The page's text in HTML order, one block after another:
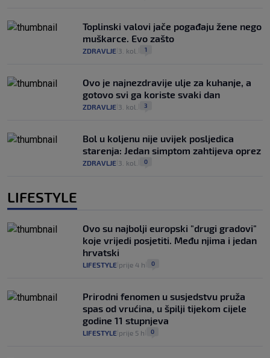
Toplinski valovi jače pogađaju žene nego
muškarce. Evo zašto
ZDRAVLJE 3. kol. 1
Ovo je najnezdravije ulje za kuhanje, a
gotovo svi ga koriste svaki dan
ZDRAVLJE 3. kol. 3
Bol u koljenu nije uvijek posljedica
starenja: Jedan simptom zahtijeva oprez
ZDRAVLJE 3. kol. 0
LIFESTYLE
Ovo su najbolji europski "drugi gradovi"
koje vrijedi posjetiti. Među njima i jedan
hrvatski
LIFESTYLE prije 4 h 0
Prirodni fenomen u susjedstvu pruža
spas od vrućina, u špilji tijekom cijele
godine 11 stupnjeva
LIFESTYLE prije 5 h 0